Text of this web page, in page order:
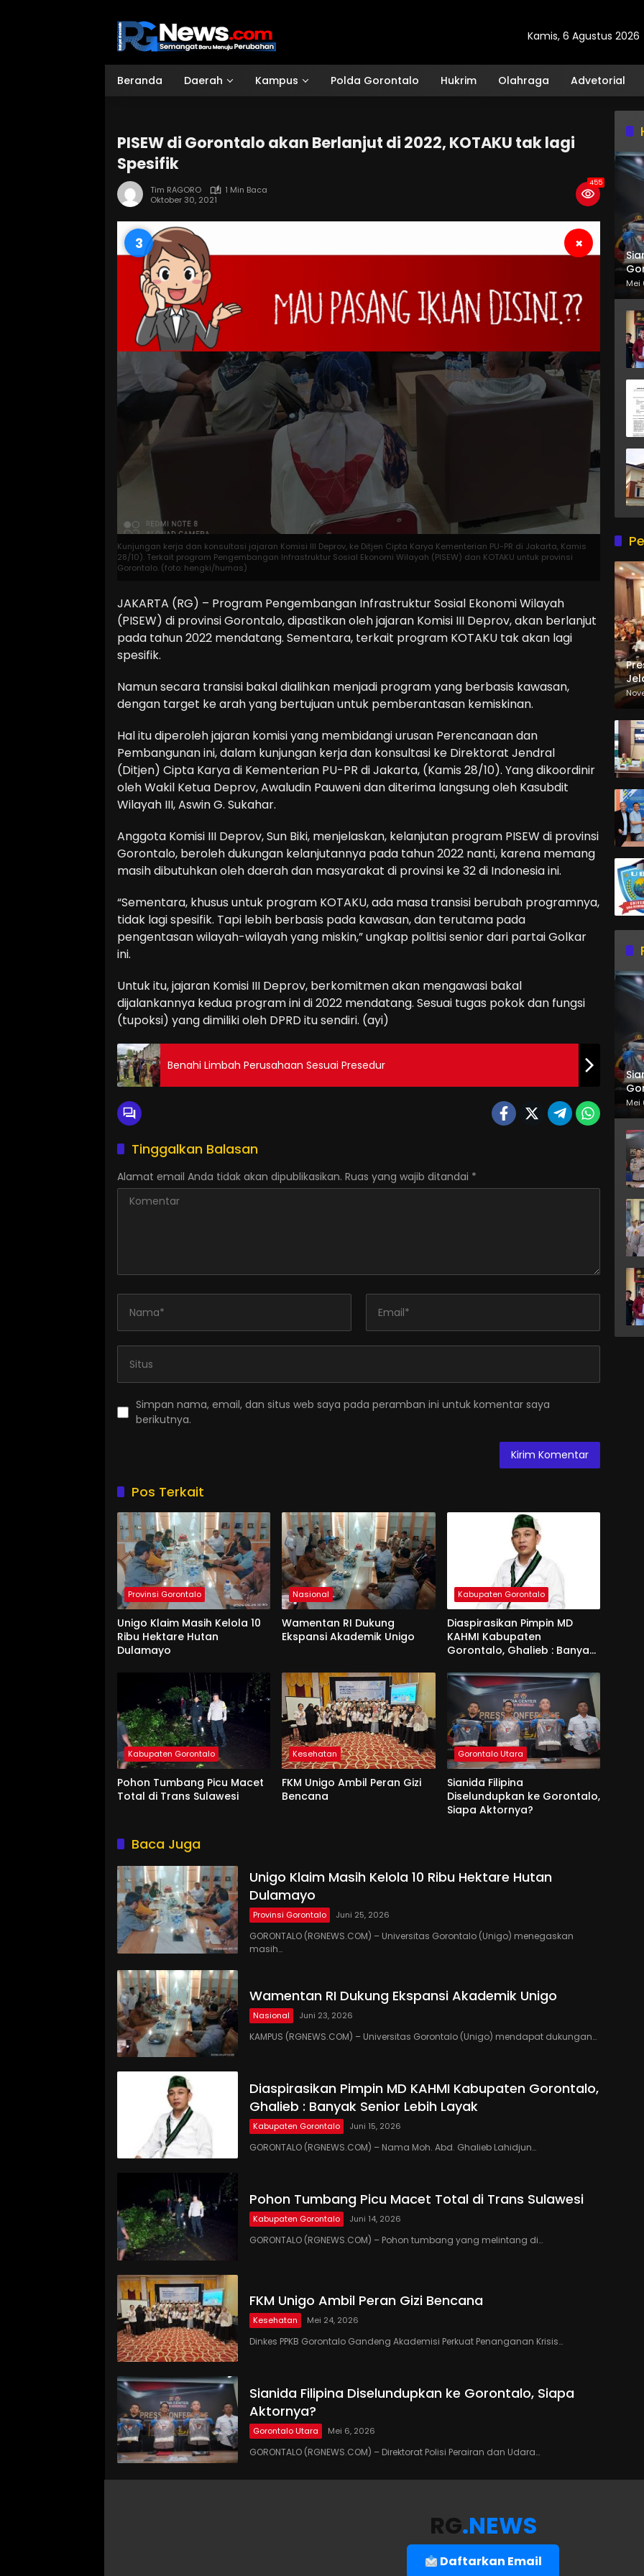
Kamis, 6 Agustus 2026
Beranda Daerah Kampus Polda Gorontalo Hukrim Olahraga Advetorial
PISEW di Gorontalo akan Berlanjut di 2022, KOTAKU tak lagi
Spesifik
Tim RAGORO
1 Min Baca
Oktober 30, 2021
455
2 ×
Kunjungan kerja dan konsultasi jajaran Komisi III Deprov, ke Ditjen Cipta Karya Kementerian PU-PR di Jakarta, Kamis
28/10). Terkait program Pengembangan Infrastruktur Sosial Ekonomi Wilayah (PISEW) dan KOTAKU untuk provinsi
Gorontalo. (foto: hengki/humas)
JAKARTA (RG) – Program Pengembangan Infrastruktur Sosial Ekonomi Wilayah
(PISEW) di provinsi Gorontalo, dipastikan oleh jajaran Komisi III Deprov, akan berlanjut
pada tahun 2022 mendatang. Sementara, terkait program KOTAKU tak akan lagi
spesifik.
Namun secara transisi bakal dialihkan menjadi program yang berbasis kawasan,
dengan target ke arah yang bertujuan untuk pemberantasan kemiskinan.
Hal itu diperoleh jajaran komisi yang membidangi urusan Perencanaan dan
Pembangunan ini, dalam kunjungan kerja dan konsultasi ke Direktorat Jendral
(Ditjen) Cipta Karya di Kementerian PU-PR di Jakarta, (Kamis 28/10). Yang dikoordinir
oleh Wakil Ketua Deprov, Awaludin Pauweni dan diterima langsung oleh Kasubdit
Wilayah III, Aswin G. Sukahar.
Anggota Komisi III Deprov, Sun Biki, menjelaskan, kelanjutan program PISEW di provinsi
Gorontalo, beroleh dukungan kelanjutannya pada tahun 2022 nanti, karena memang
masih dibutuhkan oleh daerah dan masyarakat di provinsi ke 32 di Indonesia ini.
“Sementara, khusus untuk program KOTAKU, ada masa transisi berubah programnya,
tidak lagi spesifik. Tapi lebih berbasis pada kawasan, dan terutama pada
pengentasan wilayah-wilayah yang miskin,” ungkap politisi senior dari partai Golkar
ini.
Untuk itu, jajaran Komisi III Deprov, berkomitmen akan mengawasi bakal
dijalankannya kedua program ini di 2022 mendatang. Sesuai tugas pokok dan fungsi
(tupoksi) yang dimiliki oleh DPRD itu sendiri. (ayi)
Benahi Limbah Perusahaan Sesuai Presedur
Tinggalkan Balasan
Alamat email Anda tidak akan dipublikasikan. Ruas yang wajib ditandai *
Simpan nama, email, dan situs web saya pada peramban ini untuk komentar saya
berikutnya.
Pos Terkait
Provinsi Gorontalo
Unigo Klaim Masih Kelola 10
Ribu Hektare Hutan
Dulamayo
Nasional
Wamentan RI Dukung
Ekspansi Akademik Unigo
Kabupaten Gorontalo
Diaspirasikan Pimpin MD
KAHMI Kabupaten
Gorontalo, Ghalieb : Banyak
Kabupaten Gorontalo
Pohon Tumbang Picu Macet
Total di Trans Sulawesi
Kesehatan
FKM Unigo Ambil Peran Gizi
Bencana
Gorontalo Utara
Sianida Filipina
Diselundupkan ke Gorontalo,
Siapa Aktornya?
Baca Juga
Unigo Klaim Masih Kelola 10 Ribu Hektare Hutan
Dulamayo
Provinsi Gorontalo Juni 25, 2026
GORONTALO (RGNEWS.COM) – Universitas Gorontalo (Unigo) menegaskan
masih…
Wamentan RI Dukung Ekspansi Akademik Unigo
Nasional Juni 23, 2026
KAMPUS (RGNEWS.COM) – Universitas Gorontalo (Unigo) mendapat dukungan…
Diaspirasikan Pimpin MD KAHMI Kabupaten Gorontalo,
Ghalieb : Banyak Senior Lebih Layak
Kabupaten Gorontalo Juni 15, 2026
GORONTALO (RGNEWS.COM) – Nama Moh. Abd. Ghalieb Lahidjun…
Pohon Tumbang Picu Macet Total di Trans Sulawesi
Kabupaten Gorontalo Juni 14, 2026
GORONTALO (RGNEWS.COM) – Pohon tumbang yang melintang di…
FKM Unigo Ambil Peran Gizi Bencana
Kesehatan Mei 24, 2026
Dinkes PPKB Gorontalo Gandeng Akademisi Perkuat Penanganan Krisis…
Sianida Filipina Diselundupkan ke Gorontalo, Siapa
Aktornya?
Gorontalo Utara Mei 6, 2026
GORONTALO (RGNEWS.COM) – Direktorat Polisi Perairan dan Udara…
Mei
Mei
RG.NEWS
Daftarkan Email